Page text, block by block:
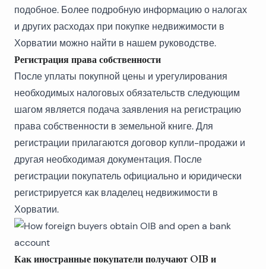
подобное. Более подробную информацию о налогах
и других расходах при покупке недвижимости в
Хорватии можно найти в нашем руководстве.
Регистрация права собственности
После уплаты покупной цены и урегулирования
необходимых налоговых обязательств следующим
шагом является подача заявления на регистрацию
права собственности в земельной книге. Для
регистрации прилагаются договор купли-продажи и
другая необходимая документация. После
регистрации покупатель официально и юридически
регистрируется как владелец недвижимости в
Хорватии.
Как иностранные покупатели получают OIB и